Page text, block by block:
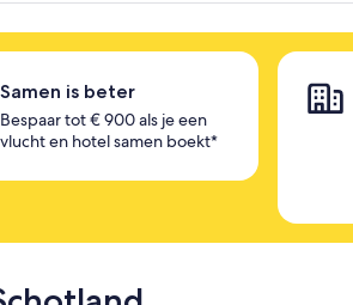
Samen is beter
Bespaar tot € 900 als je een
vlucht en hotel samen boekt*